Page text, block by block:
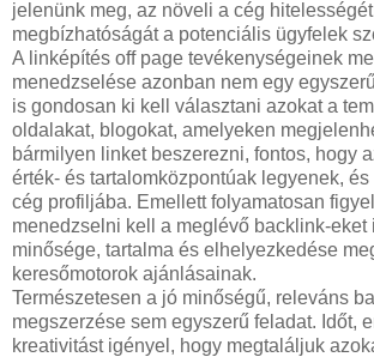
jelenünk meg, az növeli a cég
megbízhatóságát a potenciális ügyfelek
A linképítés off page tevékenységeinek
menedzselése azonban nem egy
is gondosan ki kell választani azokat a
oldalakat, blogokat, amelyeken
bármilyen linket beszerezni, fontos, hogy
érték- és tartalomközpontúak legyenek,
cég profiljába. Emellett folyamatosan
menedzselni kell a meglévő backlink-eket
minősége, tartalma és elhelyezkedése
keresőmotorok ajánlásainak.
Természetesen a jó minőségű, releváns
megszerzése sem egyszerű feladat. Időt,
kreativitást igényel, hogy megtaláljuk